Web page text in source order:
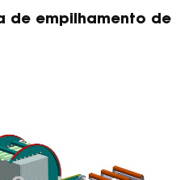
de empilhamento de